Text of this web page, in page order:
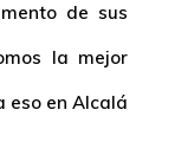
de sus
la mejor
eso en Alcalá